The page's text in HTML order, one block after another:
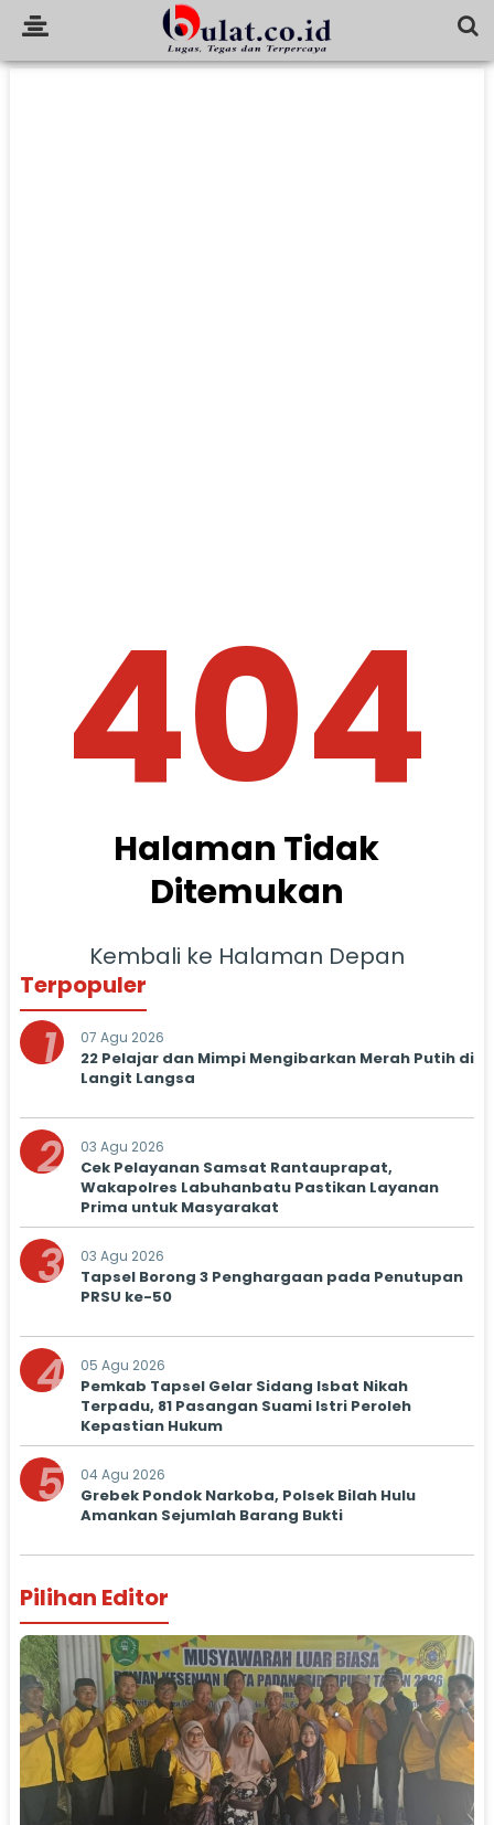
404
Halaman Tidak
Ditemukan
Kembali ke Halaman Depan
Terpopuler
1 07 Agu 2026
22 Pelajar dan Mimpi Mengibarkan Merah Putih di
Langit Langsa
2 03 Agu 2026
Cek Pelayanan Samsat Rantauprapat,
Wakapolres Labuhanbatu Pastikan Layanan
Prima untuk Masyarakat
3 03 Agu 2026
Tapsel Borong 3 Penghargaan pada Penutupan
PRSU ke-50
4 05 Agu 2026
Pemkab Tapsel Gelar Sidang Isbat Nikah
Terpadu, 81 Pasangan Suami Istri Peroleh
Kepastian Hukum
5 04 Agu 2026
Grebek Pondok Narkoba, Polsek Bilah Hulu
Amankan Sejumlah Barang Bukti
Pilihan Editor